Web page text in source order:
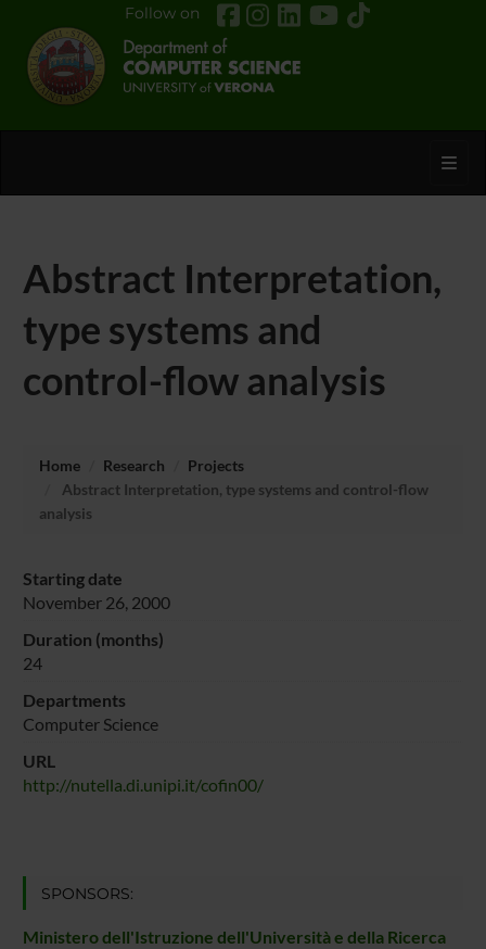
Follow on
Abstract Interpretation,
type systems and
control-flow analysis
Home Research
Projects
Abstract Interpretation, type systems and control-flow
analysis
Starting date
November 26, 2000
Duration (months)
24
Departments
Computer Science
URL
http://nutella.di.unipi.it/cofin00/
SPONSORS:
Ministero dell'Istruzione dell'Università e della Ricerca